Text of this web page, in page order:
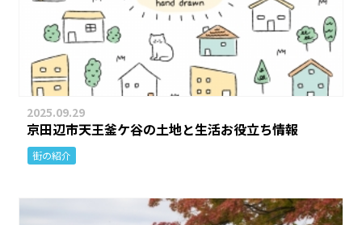
2025.09.29
京田辺市天王釜ケ谷の土地と生活お役立ち情報
街の紹介